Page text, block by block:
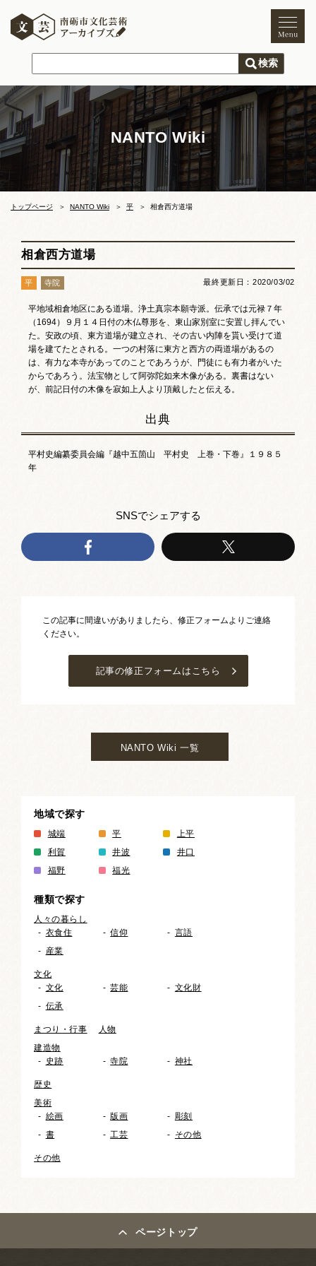
ご利用案内
新着情報
文化芸術
文化財 獅子舞 まつり
お祭りカレンダー
南砺文化地図
写真館
NANTO Wiki
サイトマップ リンク集
著作権について
NANTO Wiki
トップページ NANTO Wiki 平 相倉西方道場
相倉西方道場
平 寺院 最終更新日：2020/03/02
平地域相倉地区にある道場。浄土真宗本願寺派。伝承では元禄７年
（1694）９月１４日付の木仏尊形を、東山家別室に安置し拝んでい
た。安政の頃、東方道場が建立され、その古い内陣を貰い受けて道
場を建てたとされる。一つの村落に東方と西方の両道場があるの
は、有力な本寺があってのことであろうが、門徒にも有力者がいた
からであろう。法宝物として阿弥陀如来木像がある。裏書はない
が、前記日付の木像を寂如上人より頂戴したと伝える。
出典
平村史編纂委員会編『越中五箇山 平村史 上巻・下巻』１９８５
年
SNSでシェアする
この記事に間違いがありましたら、修正フォームよりご連絡
ください。
記事の修正フォームはこちら
NANTO Wiki 一覧
地域で探す
城端 平
上平
利賀
井波
井口
福野
福光
種類で探す
人々の暮らし
衣食住
信仰
言語
産業
文化
文化
芸能
文化財
伝承
まつり・行事
人物
建造物
史跡
寺院 神社
歴史
美術
絵画
版画
彫刻
書
工芸 その他
その他
ページトップ